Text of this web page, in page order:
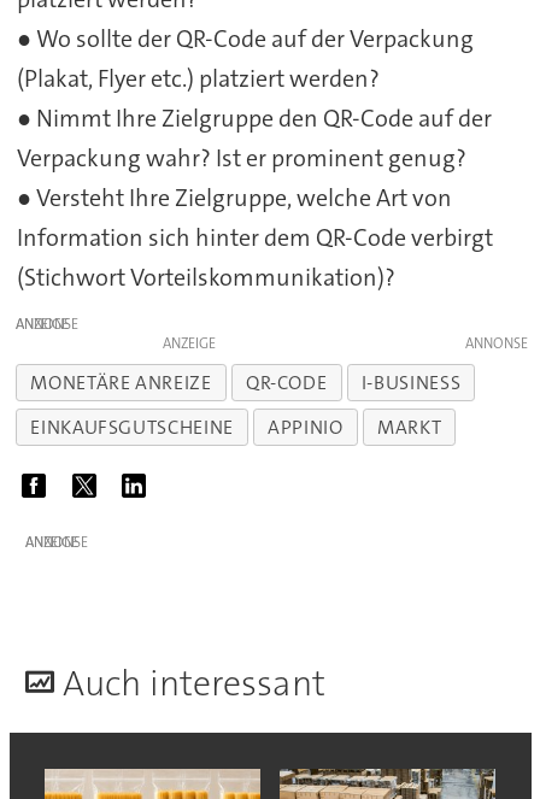
● Wo sollte der QR-Code auf der Verpackung
(Plakat, Flyer etc.) platziert werden?
● Nimmt Ihre Zielgruppe den QR-Code auf der
Verpackung wahr? Ist er prominent genug?
● Versteht Ihre Zielgruppe, welche Art von
Information sich hinter dem QR-Code verbirgt
(Stichwort Vorteilskommunikation)?
ANZEIGE
ANZEIGE
MONETÄRE ANREIZE QR-CODE
I-BUSINESS
EINKAUFSGUTSCHEINE
APPINIO MARKT
ANZEIGE
Auch interessant